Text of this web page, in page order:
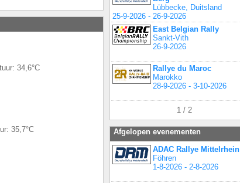
34,6°C
35,7°C
Lübbecke, Duitsland
25-9-2026 - 26-9-2026
East Belgian Rally
Sankt-Vith
26-9-2026
Rallye du Maroc
Marokko
28-9-2026 - 3-10-2026
1 / 2
Afgelopen evenementen
ADAC Rallye Mittelrhein
Föhren
1-8-2026 - 2-8-2026